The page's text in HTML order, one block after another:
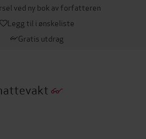
ved ny bok av forfatteren
Legg til i ønskeliste
Gratis utdrag